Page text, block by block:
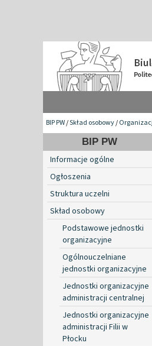
BIP PW/Skład osobowy/
BIP PW
Informacje ogólne
Ogłoszenia
Struktura uczelni
Skład osobowy
Podstawowe jednostki
organizacyjne
Ogólnouczelniane
jednostki organizacyjne
Jednostki organizacyjne
administracji centralnej
Jednostki organizacyjne
administracji Filii w
Płocku